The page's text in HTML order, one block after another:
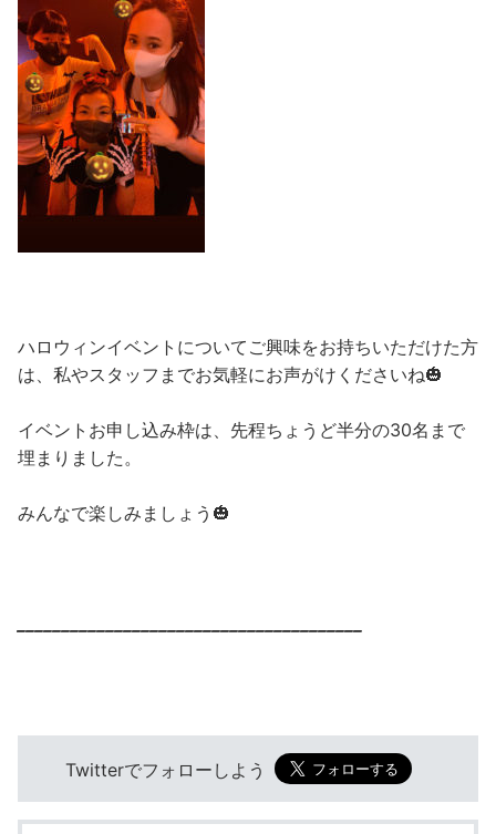
ハロウィンイベントについてご興味をお持ちいただけた方
は、私やスタッフまでお気軽にお声がけくださいね🎃
イベントお申し込み枠は、先程ちょうど半分の30名まで
埋まりました。
みんなで楽しみましょう🎃
Twitterでフォローしよう